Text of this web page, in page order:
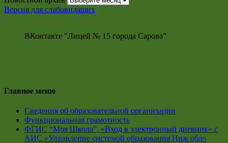
Версия для слабовидящих
ВКонтакте "Лицей № 15 города Сарова"
Главное меню
Сведения об образовательной организации
Функциональная грамотность
ФГИС “Моя Школа”, «Вход в электронный дневник» с
АИС «Управление системой образования Ниж обл»